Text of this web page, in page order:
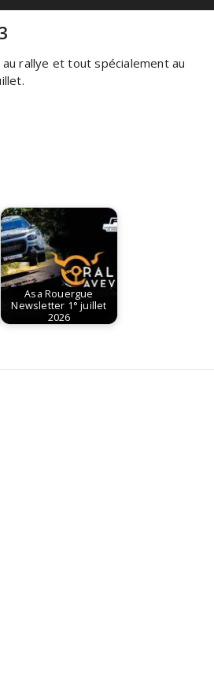
rallye et tout spécialement au
Asa Rouergue
Newsletter 1° juillet
2026